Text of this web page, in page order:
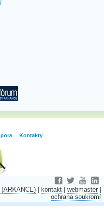
Kontakty
| kontakt | webmaster |
ochrana soukromí